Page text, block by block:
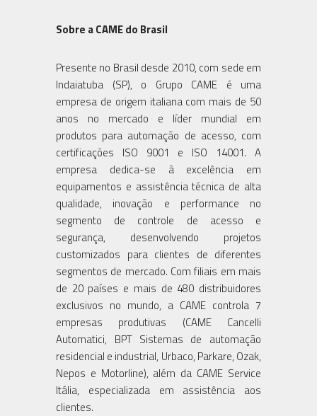
Sobre a CAME do Brasil
Presente no Brasil desde 2010, com sede em
Indaiatuba (SP), o Grupo CAME é uma
empresa de origem italiana com mais de 50
anos no mercado e líder mundial em
produtos para automação de acesso, com
certificações ISO 9001 e ISO 14001. A
empresa dedica-se à excelência em
equipamentos e assistência técnica de alta
qualidade, inovação e performance no
segmento de controle de acesso e
segurança, desenvolvendo projetos
customizados para clientes de diferentes
segmentos de mercado. Com filiais em mais
de 20 países e mais de 480 distribuidores
exclusivos no mundo, a CAME controla 7
empresas produtivas (CAME Cancelli
Automatici, BPT Sistemas de automação
residencial e industrial, Urbaco, Parkare, Ozak,
Nepos e Motorline), além da CAME Service
Itália, especializada em assistência aos
clientes.